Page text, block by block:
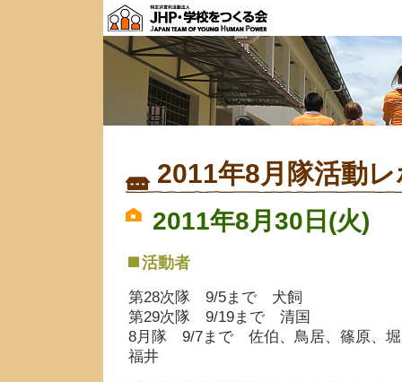
2011年8月隊活動
2011年8月30日(火)
活動者
第28次隊 9/5まで 犬飼
第29次隊 9/19まで 清国
8月隊 9/7まで 佐伯、鳥居、篠原、堀
福井